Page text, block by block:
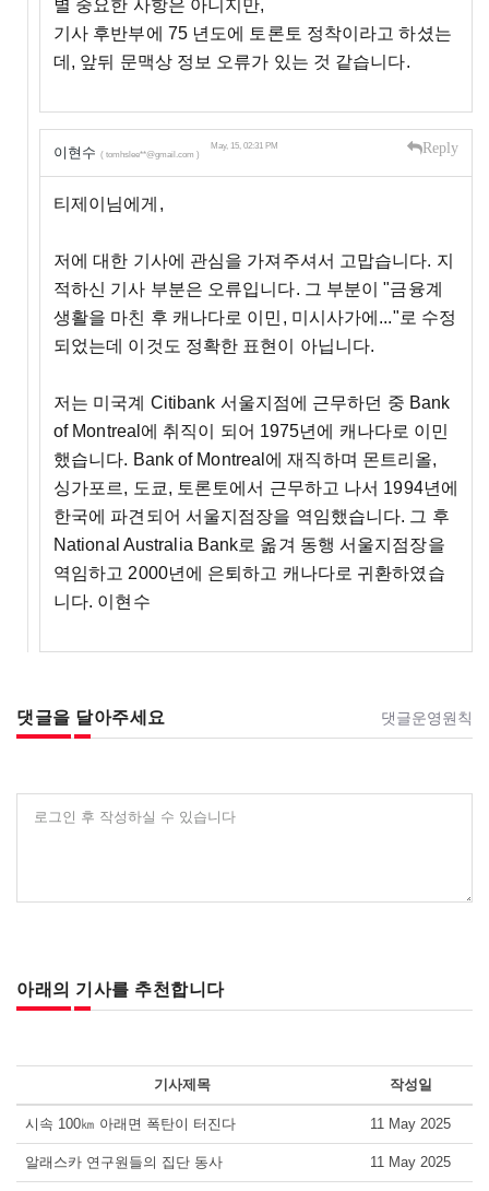
별 중요한 사항은 아니지만,
기사 후반부에 75 년도에 토론토 정착이라고 하셨는
데, 앞뒤 문맥상 정보 오류가 있는 것 같습니다.
이현수 ( tomhslee**@gmail.com )
May, 15, 02:31 PM Reply
티제이님에게,
저에 대한 기사에 관심을 가져주셔서 고맙습니다. 지
적하신 기사 부분은 오류입니다. 그 부분이 "금융계
생활을 마친 후 캐나다로 이민, 미시사가에..."로 수정
되었는데 이것도 정확한 표현이 아닙니다.
저는 미국계 Citibank 서울지점에 근무하던 중 Bank
of Montreal에 취직이 되어 1975년에 캐나다로 이민
했습니다. Bank of Montreal에 재직하며 몬트리올,
싱가포르, 도쿄, 토론토에서 근무하고 나서 1994년에
한국에 파견되어 서울지점장을 역임했습니다. 그 후
National Australia Bank로 옮겨 동행 서울지점장을
역임하고 2000년에 은퇴하고 캐나다로 귀환하였습
니다. 이현수
댓글을 달아주세요 댓글운영원칙
로그인 후 작성하실 수 있습니다
아래의 기사를 추천합니다
기사제목 작성일
시속 100㎞ 아래면 폭탄이 터진다 11 May 2025
알래스카 연구원들의 집단 동사 11 May 2025